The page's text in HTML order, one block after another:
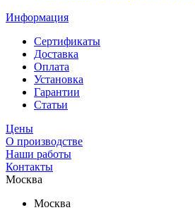
Информация
Сертификаты
Доставка
Оплата
Установка
Гарантии
Статьи
Цены
О производстве
Наши работы
Контакты
Москва
Москва